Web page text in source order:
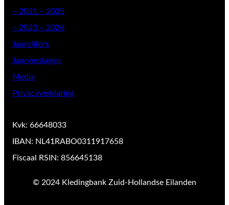
– 2021 – 2025
– 2023 – 2026
Jaarcijfers
Jaarverslagen
Media
Privacyverklaring
Kvk: 66648033
IBAN: NL41RABO0311917658
Fiscaal RSIN: 856645138
© 2024 Kledingbank Zuid-Hollandse Eilanden